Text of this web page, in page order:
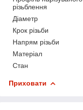
різьблення
Діаметр
Крок різьби
Напрям різьби
Матеріал
Стан
Приховати